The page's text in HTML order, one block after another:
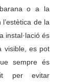
o a la
de la
instal·lació és
visible, es pot
sempre és
per evitar